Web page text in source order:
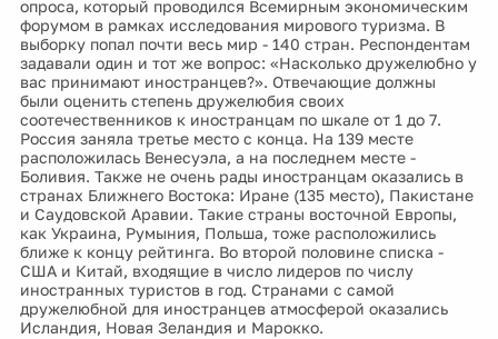
опроса, который проводился Всемирным экономическим
форумом в рамках исследования мирового туризма. В
выборку попал почти весь мир - 140 стран. Респондентам
задавали один и тот же вопрос: «Насколько дружелюбно у
вас принимают иностранцев?». Отвечающие должны
были оценить степень дружелюбия своих
соотечественников к иностранцам по шкале от 1 до 7.
Россия заняла третье место с конца. На 139 месте
расположилась Венесуэла, а на последнем месте -
Боливия. Также не очень рады иностранцам оказались в
странах Ближнего Востока: Иране (135 место), Пакистане
и Саудовской Аравии. Такие страны восточной Европы,
как Украина, Румыния, Польша, тоже расположились
ближе к концу рейтинга. Во второй половине списка -
США и Китай, входящие в число лидеров по числу
иностранных туристов в год. Странами с самой
дружелюбной для иностранцев атмосферой оказались
Исландия, Новая Зеландия и Марокко.